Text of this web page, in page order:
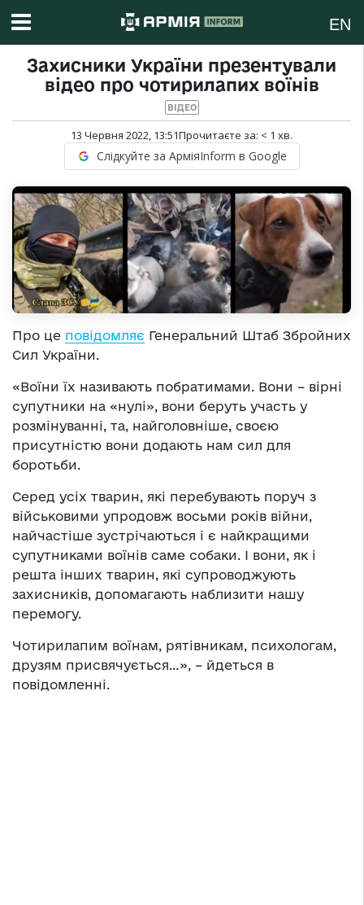
EN
Захисники України презентували
відео про чотирилапих воїнів
ВІДЕО
13 Червня 2022, 13:51Прочитаєте за: < 1 хв.
Слідкуйте за АрміяInform в Google
Про це повідомляє Генеральний Штаб Збройних
Сил України.
«Воїни їх називають побратимами. Вони – вірні
супутники на «нулі», вони беруть участь у
розмінуванні, та, найголовніше, своєю
присутністю вони додають нам сил для
боротьби.
Серед усіх тварин, які перебувають поруч з
військовими упродовж восьми років війни,
найчастіше зустрічаються і є найкращими
супутниками воїнів саме собаки. І вони, як і
решта інших тварин, які супроводжують
захисників, допомагають наблизити нашу
перемогу.
Чотирилапим воїнам, рятівникам, психологам,
друзям присвячується…», – йдеться в
повідомленні.